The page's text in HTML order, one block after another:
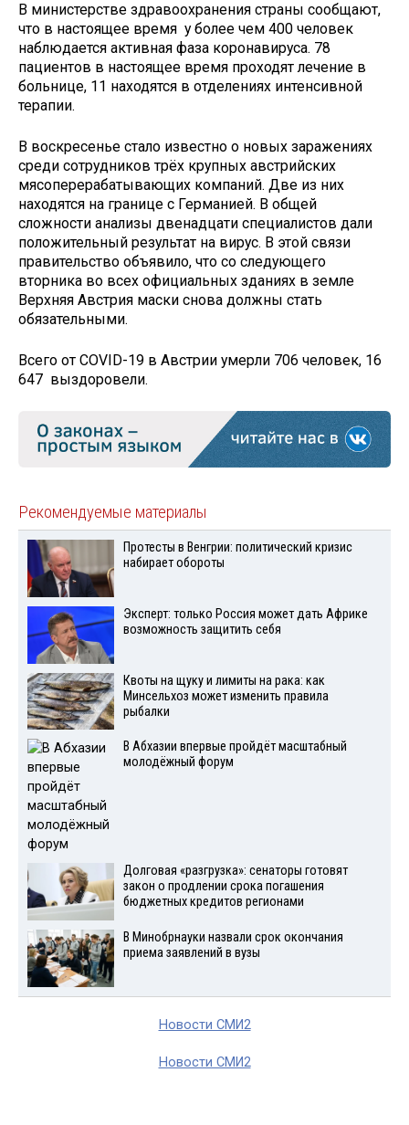
В министерстве здравоохранения страны сообщают,
что в настоящее время у более чем 400 человек
наблюдается активная фаза коронавируса. 78
пациентов в настоящее время проходят лечение в
больнице, 11 находятся в отделениях интенсивной
терапии.
В воскресенье стало известно о новых заражениях
среди сотрудников трёх крупных австрийских
мясоперерабатывающих компаний. Две из них
находятся на границе с Германией. В общей
сложности анализы двенадцати специалистов дали
положительный результат на вирус. В этой связи
правительство объявило, что со следующего
вторника во всех официальных зданиях в земле
Верхняя Австрия маски снова должны стать
обязательными.
Всего от COVID-19 в Австрии умерли 706 человек, 16
647 выздоровели.
Рекомендуемые материалы
Протесты в Венгрии: политический кризис
набирает обороты
Эксперт: только Россия может дать Африке
возможность защитить себя
Квоты на щуку и лимиты на рака: как
Минсельхоз может изменить правила
рыбалки
В Абхазии впервые пройдёт масштабный
молодёжный форум
Долговая «разгрузка»: сенаторы готовят
закон о продлении срока погашения
бюджетных кредитов регионами
В Минобрнауки назвали срок окончания
приема заявлений в вузы
Новости СМИ2
Новости СМИ2